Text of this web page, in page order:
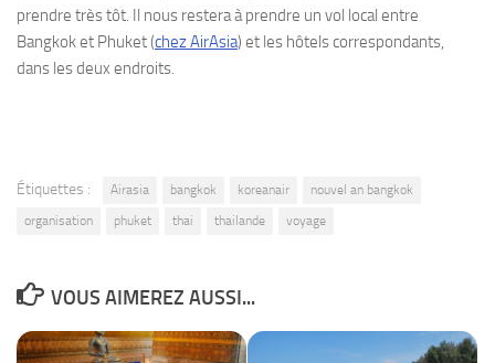
prendre très tôt. Il nous restera à prendre un vol local entre
Bangkok et Phuket (chez AirAsia) et les hôtels correspondants,
dans les deux endroits.
Étiquettes : Airasia bangkok koreanair
nouvel an bangkok
organisation
phuket thai thailande voyage
VOUS AIMEREZ AUSSI...